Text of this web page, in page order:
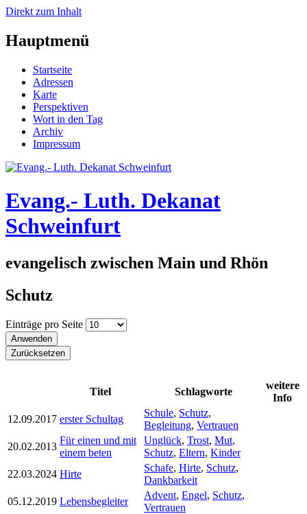
Direkt zum Inhalt
Hauptmenü
Startseite
Adressen
Karte
Perspektiven
Wort in den Tag
Archiv
Impressum
Evang.- Luth. Dekanat
Schweinfurt
evangelisch zwischen Main und Rhön
Schutz
Einträge pro Seite
Titel Schlagworte
weitere
Info
12.09.2017 erster Schultag
Schule, Schutz,
Begleitung, Vertrauen
20.02.2013
Für einen und mit
einem beten
Unglück, Trost, Mut,
Schutz, Eltern, Kinder
22.03.2024 Hirte
Schafe, Hirte, Schutz,
Dankbarkeit
05.12.2019 Lebensbegleiter
Advent, Engel, Schutz,
Vertrauen